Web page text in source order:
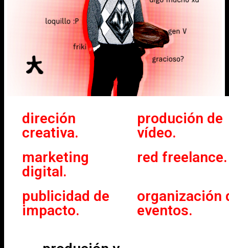
direción
creativa.
produción de
vídeo.
marketing
digital.
red freelance.
publicidad de
impacto.
organización
eventos.